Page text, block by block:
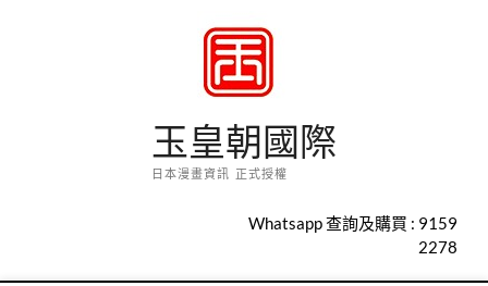
玉皇朝國際
日本漫畫資訊 正式授權
Whatsapp 查詢及購買 : 9159
2278